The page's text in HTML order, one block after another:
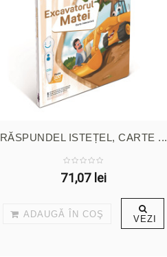
RĂSPUNDEL ISTEȚEL, CARTE ...
71,07 lei
ADAUGĂ ÎN COŞ VEZI